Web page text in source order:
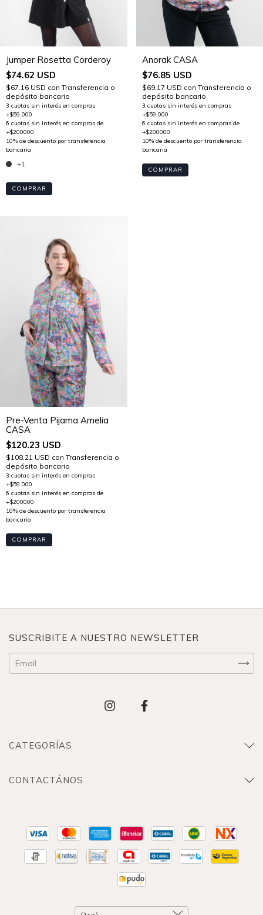
Jumper Rosetta Corderoy
$74.62 USD
$67.16 USD con Transferencia o
depósito bancario
+1
COMPRAR
Anorak CASA
$76.85 USD
$69.17 USD con Transferencia o
depósito bancario
COMPRAR
Pre-Venta Pijama Amelia
CASA
$120.23 USD
$108.21 USD con Transferencia o
depósito bancario
COMPRAR
SUSCRIBITE A NUESTRO NEWSLETTER
CATEGORÍAS
CONTACTÁNOS